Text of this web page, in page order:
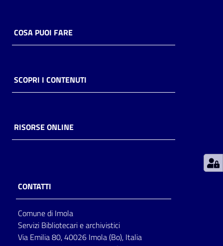
Piani
Decentrate
COSA PUOI FARE
SCOPRI I CONTENUTI
RISORSE ONLINE
CONTATTI
Comune di Imola
Servizi Bibliotecari e archivistici
Via Emilia 80, 40026 Imola (Bo), Italia